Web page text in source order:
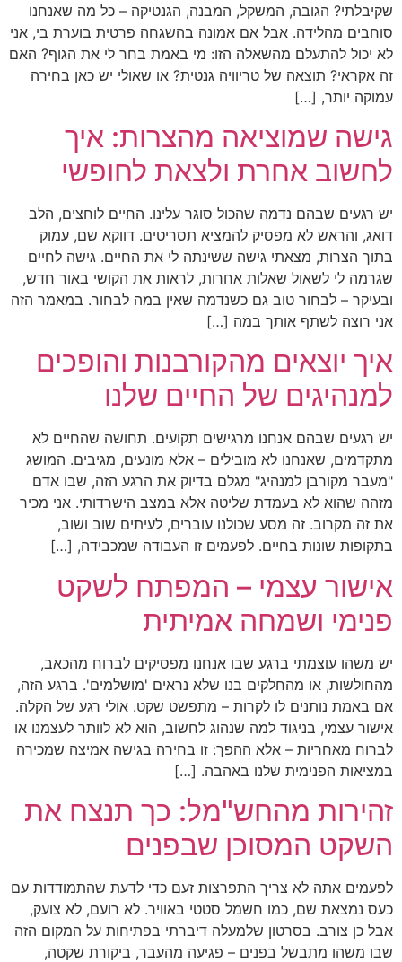
שקיבלתי? הגובה, המשקל, המבנה, הגנטיקה – כל מה שאנחנו
סוחבים מהלידה. אבל אם אמונה בהשגחה פרטית בוערת בי, אני
לא יכול להתעלם מהשאלה הזו: מי באמת בחר לי את הגוף? האם
זה אקראי? תוצאה של טריוויה גנטית? או שאולי יש כאן בחירה
עמוקה יותר, […]
גישה שמוציאה מהצרות: איך
לחשוב אחרת ולצאת לחופשי
יש רגעים שבהם נדמה שהכול סוגר עלינו. החיים לוחצים, הלב
דואג, והראש לא מפסיק להמציא תסריטים. דווקא שם, עמוק
בתוך הצרות, מצאתי גישה ששינתה לי את החיים. גישה לחיים
שגרמה לי לשאול שאלות אחרות, לראות את הקושי באור חדש,
ובעיקר – לבחור טוב גם כשנדמה שאין במה לבחור. במאמר הזה
אני רוצה לשתף אותך במה […]
איך יוצאים מהקורבנות והופכים
למנהיגים של החיים שלנו
יש רגעים שבהם אנחנו מרגישים תקועים. תחושה שהחיים לא
מתקדמים, שאנחנו לא מובילים – אלא מונעים, מגיבים. המושג
"מעבר מקורבן למנהיג" מגלם בדיוק את הרגע הזה, שבו אדם
מזהה שהוא לא בעמדת שליטה אלא במצב הישרדותי. אני מכיר
את זה מקרוב. זה מסע שכולנו עוברים, לעיתים שוב ושוב,
בתקופות שונות בחיים. לפעמים זו העבודה שמכבידה, […]
אישור עצמי – המפתח לשקט
פנימי ושמחה אמיתית
יש משהו עוצמתי ברגע שבו אנחנו מפסיקים לברוח מהכאב,
מהחולשות, או מהחלקים בנו שלא נראים 'מושלמים'. ברגע הזה,
אם באמת נותנים לו לקרות – מתפשט שקט. אולי רגע של הקלה.
אישור עצמי, בניגוד למה שנהוג לחשוב, הוא לא לוותר לעצמנו או
לברוח מאחריות – אלא ההפך: זו בחירה בגישה אמיצה שמכירה
במציאות הפנימית שלנו באהבה. […]
זהירות מהחש"מל: כך תנצח את
השקט המסוכן שבפנים
לפעמים אתה לא צריך התפרצות זעם כדי לדעת שהתמודדות עם
כעס נמצאת שם, כמו חשמל סטטי באוויר. לא רועם, לא צועק,
אבל כן צורב. בסרטון שלמעלה דיברתי בפתיחות על המקום הזה
שבו משהו מתבשל בפנים – פגיעה מהעבר, ביקורת שקטה,